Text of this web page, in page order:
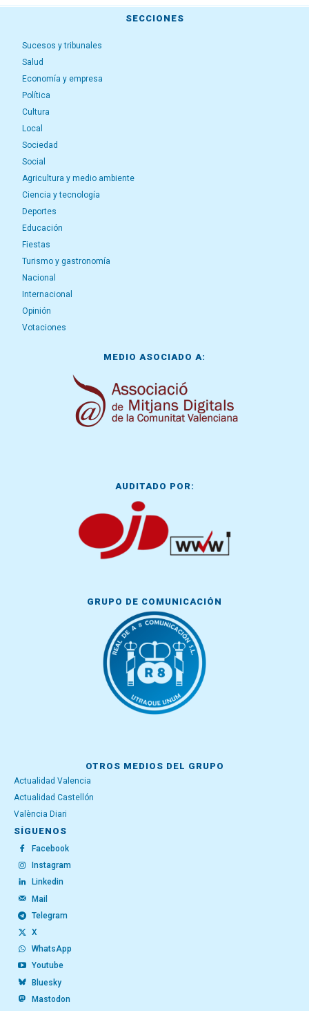
SECCIONES
Sucesos y tribunales
Salud
Economía y empresa
Política
Cultura
Local
Sociedad
Social
Agricultura y medio ambiente
Ciencia y tecnología
Deportes
Educación
Fiestas
Turismo y gastronomía
Nacional
Internacional
Opinión
Votaciones
MEDIO ASOCIADO A:
AUDITADO POR:
GRUPO DE COMUNICACIÓN
OTROS MEDIOS DEL GRUPO
Actualidad Valencia
Actualidad Castellón
València Diari
SÍGUENOS
Facebook
Instagram
Linkedin
Mail
Telegram
X
WhatsApp
Youtube
Bluesky
Mastodon